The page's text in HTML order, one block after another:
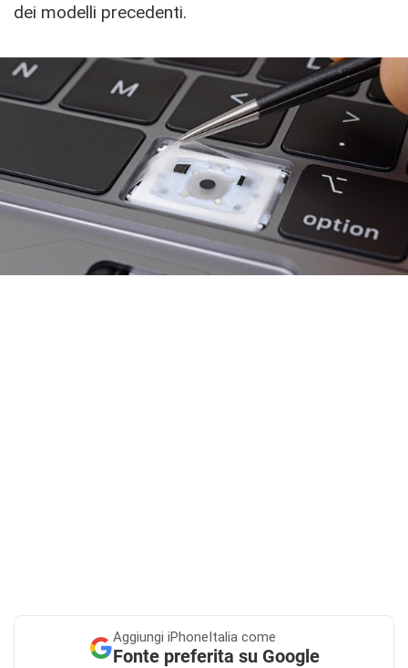
dei modelli precedenti.
Aggiungi iPhoneItalia come
Fonte preferita su Google